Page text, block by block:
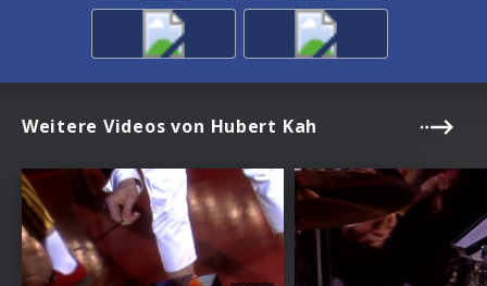
Weitere Videos von Hubert Kah